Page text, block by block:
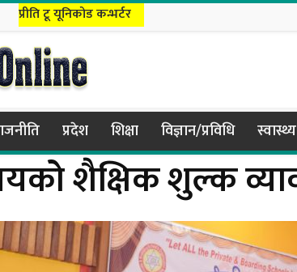
प्रीति टू यूनिकोड कन्भर्टर
प्रदेश शिक्षा विज्ञान/प्रविधि स्वास्थ्य
शैक्षिक शुल्क